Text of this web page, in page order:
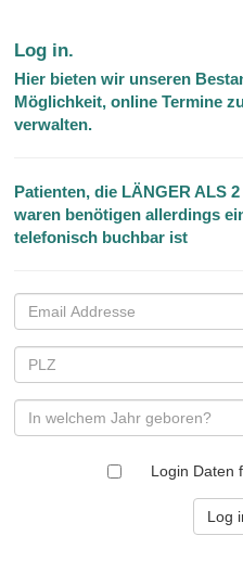
Log in.
Hier bieten wir unseren
Möglichkeit, online Termine
verwalten.
Patienten, die LÄNGER ALS
waren benötigen allerdings
telefonisch buchbar ist
Login Daten